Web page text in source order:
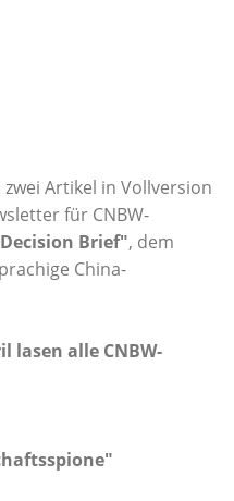
zwei Artikel in Vollversion
für CNBW-
Brief", dem
China-
lasen alle CNBW-